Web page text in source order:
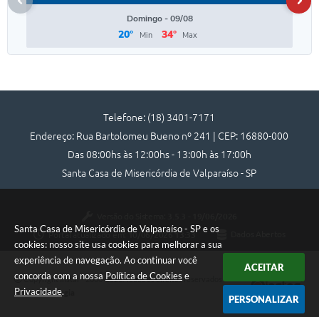
Santa Casa de Misericórdia de Valparaíso - SP e os
cookies: nosso site usa cookies para melhorar a sua
experiência de navegação. Ao continuar você
concorda com a nossa Política de Cookies e
Privacidade.
ACEITAR
PERSONALIZAR
Domingo - 09/08
20° Min 34° Max
Telefone: (18) 3401-7171
Endereço: Rua Bartolomeu Bueno nº 241 | CEP: 16880-000
Das 08:00hs às 12:00hs - 13:00h às 17:00h
Santa Casa de Misericórdia de Valparaíso - SP
Portal atualizado em:10/06/2026 13:33
Copyright Instar - 2006-2026. Todos os direitos reservados -
Instar Tecnologia